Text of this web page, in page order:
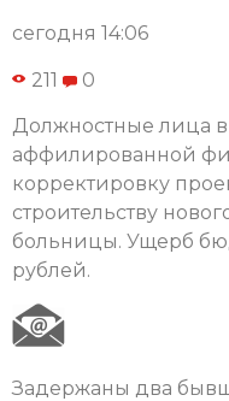
сегодня 14:06
211 0
Должностные лица в
аффилированной
корректировку
строительству
больницы. Ущерб
рублей.
Задержаны два